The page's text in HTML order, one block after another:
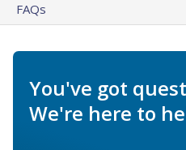
FAQs
You've got
We're here to